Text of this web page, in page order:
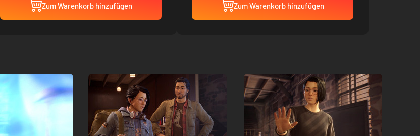
Zum Warenkorb hinzufügen Zum Warenkorb hinzufügen